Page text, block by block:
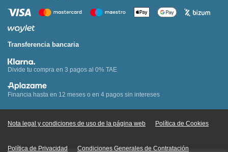
Transferencia bancaria
Divide tu compra en 3 pagos al 0% TAE
Financia hasta en 12 meses o en 4 pagos sin intereses
Nota legal y condiciones de uso de la página web Política de Cookies
Política de Privacidad Condiciones Generales de Contratación